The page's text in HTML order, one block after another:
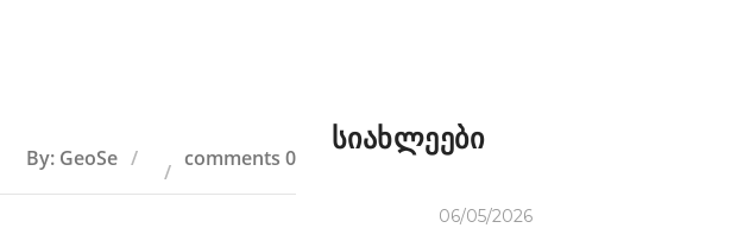
By: GeoSe comments 0 Სიახლეები
06/05/2026